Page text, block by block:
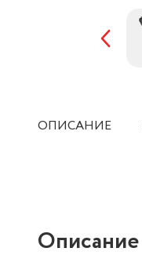
ОПИСАНИЕ
Описание